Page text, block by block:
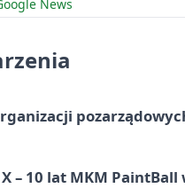
News
X – 10 lat MKM